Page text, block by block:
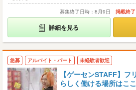
募集終了日時：8月9日 掲載終
詳細を見る
急募 アルバイト・パート 未経験者歓迎
【ゲーセンSTAFF】
らしく働ける場所はこ